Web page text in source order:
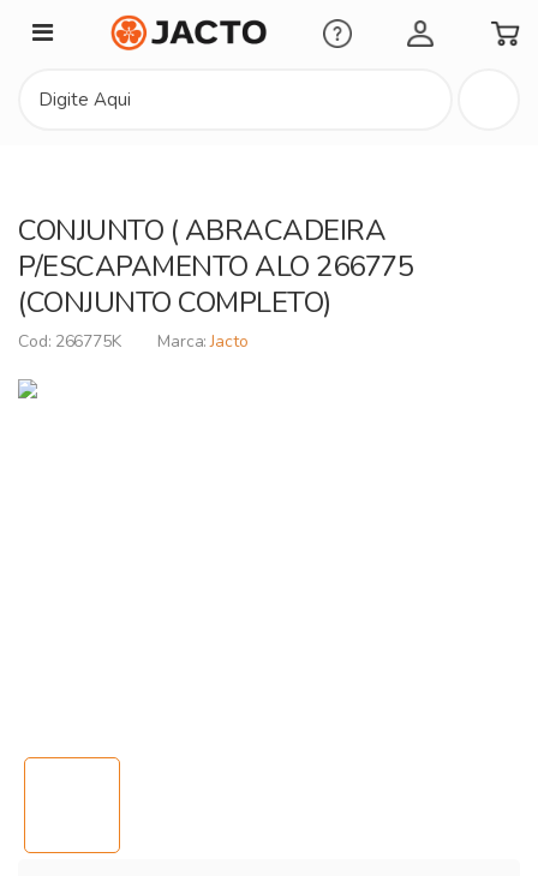
Minha Conta
CONJUNTO ( ABRACADEIRA
P/ESCAPAMENTO ALO 266775
(CONJUNTO COMPLETO)
266775K Jacto